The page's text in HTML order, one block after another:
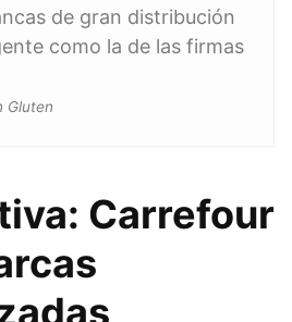
de gran distribución
como la de las firmas
Gluten
Carrefour